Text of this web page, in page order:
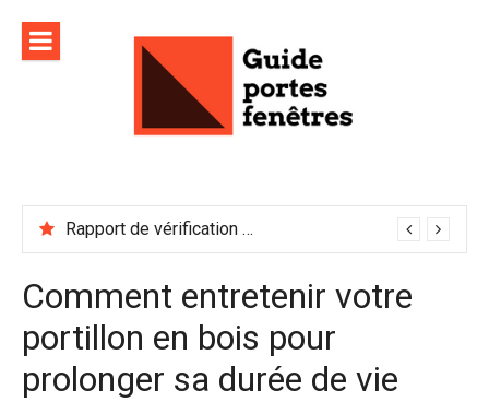
contenu
Rapport de vérification sécurité : à conserver précieusement
Comment entretenir votre
portillon en bois pour
prolonger sa durée de vie